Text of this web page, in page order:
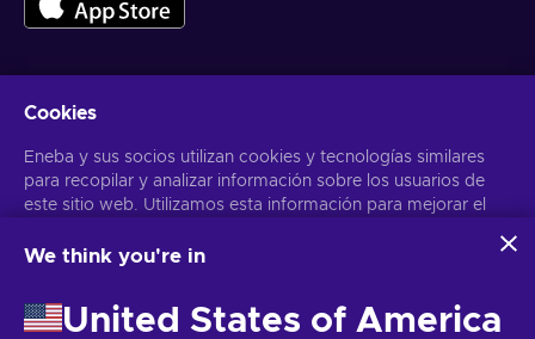
Obtén ofertas personalizadas de videojuegos
Suscribirse
Puedes darte de baja en cualquier momento. Visita el apartadoAviso
Cookies
Eneba y sus socios utilizan cookies y tecnologías similares
para recopilar y analizar información sobre los usuarios de
este sitio web. Utilizamos esta información para mejorar el
personales también pueden emplearse para personalizar los
Al hacer clic en «Aceptar todo», das tu consentimiento para
que Eneba y sus socios utilicen estas tecnologías. Puedes
We think you're in
United States of America